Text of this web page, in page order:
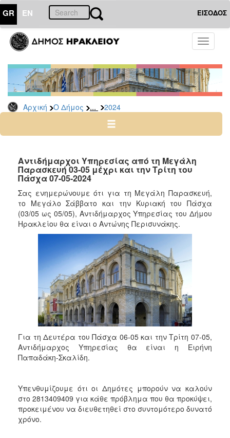
GR EN ΕΙΣΟΔΟΣ
Toggle
Αρχική Ο Δήμος ... 2024
ΔΗΜΟΣ
Δελτία
Τύπου
Αρχείο
2026
2024
2022
2021
2020
2019
2018
2016
2015
2013
2012
2011
2010
2006
ΤΟΠΟΣ
Αντιδήμαρχοι Υπηρεσίας από τη Μεγάλη
Παρασκευή 03-05 μέχρι και την Τρίτη του
Πάσχα 07-05-2024
Σας ενημερώνουμε ότι για τη Μεγάλη Παρασκευή,
το Μεγάλο Σάββατο και την Κυριακή του Πάσχα
(03/05 ως 05/05), Αντιδήμαρχος Υπηρεσίας του Δήμου
Ηρακλείου θα είναι ο Αντώνης Περισυνάκης.
Για τη Δευτέρα του Πάσχα 06-05 και την Τρίτη 07-05,
Αντιδήμαρχος Υπηρεσίας θα είναι η Ειρήνη
Παπαδάκη-Σκαλίδη.
Υπενθυμίζουμε ότι οι Δημότες μπορούν να καλούν
στο 2813409409 για κάθε πρόβλημα που θα προκύψει,
προκειμένου να διευθετηθεί στο συντομότερο δυνατό
χρόνο.